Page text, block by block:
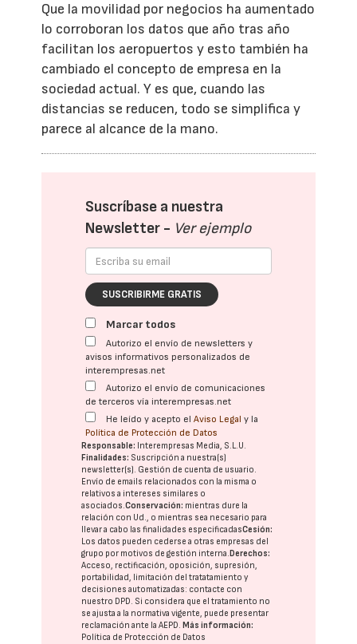
Que la movilidad por negocios ha aumentado
lo corroboran los datos que año tras año
facilitan los aeropuertos y esto también ha
cambiado el concepto de empresa en la
sociedad actual. Y es que, cuando las
distancias se reducen, todo se simplifica y
parece al alcance de la mano.
Suscríbase a nuestra
Newsletter - Ver ejemplo
SUSCRIBIRME GRATIS
Marcar todos
Autorizo el envío de newsletters y
avisos informativos personalizados de
interempresas.net
Autorizo el envío de comunicaciones
de terceros vía interempresas.net
He leído y acepto elAviso Legal y la
Política de Protección de Datos
Responsable: Interempresas Media, S.L.U.
Finalidades: Suscripción a nuestra(s)
newsletter(s). Gestión de cuenta de usuario.
Envío de emails relacionados con la misma o
relativos a intereses similares o
asociados.Conservación: mientras dure la
relación con Ud., o mientras sea necesario para
llevar a cabo las finalidades especificadasCesión:
Los datos pueden cederse a otras empresas del
grupo por motivos de gestión interna. Derechos:
Acceso, rectificación, oposición, supresión,
portabilidad, limitación del tratatamiento y
decisiones automatizadas: contacte con
nuestro DPD. Si considera que el tratamiento no
se ajusta a la normativa vigente, puede presentar
reclamación ante laAEPD. Más información:
Política de Protección de Datos